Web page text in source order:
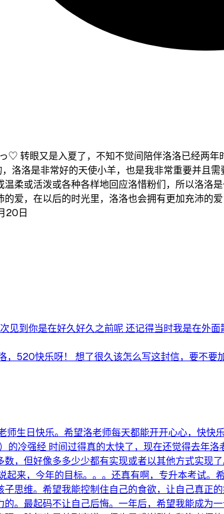
♡ 转眼又是入夏了，不知不觉间陪伴洛洛已经两
洛洛是非常好的天使小羊，也是我非常重要并且
柔或活泼或各种各样地回应洛惜粉们，所以洛
爱，在以后的时光里，洛洛也会拥有更加充沛
20日
见到你是在好久好久之前呢 还记得当时我是在外
，520快乐呀！ 想了很久该怎么写这封信，要不要
师生日快乐。希望洛老师每天都能开开心心，快
的冷强经 时间过得真的太快了，现在还觉得去年
，但好像多多少少都有实现或者以其他方式实
起来，今年的目标。。。还真有啊，专升本考试
思维。希望我能控制住自己的食欲，让自己真
。最起码不让自己后悔。一年后，希望我能成为